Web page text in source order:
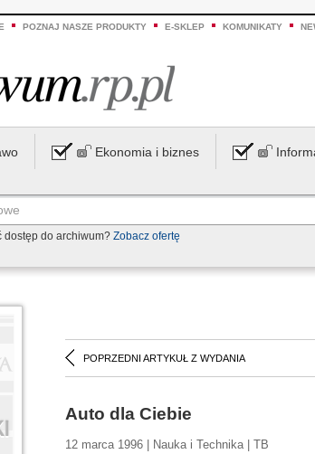
POZNAJ NASZE PRODUKTY E-SKLEP KOMUNIKATY
Ekonomia i biznes
dostęp do archiwum? Zobacz ofertę
POPRZEDNI ARTYKUŁ Z WYDANIA
Auto dla Ciebie
12 marca 1996 | Nauka i Technika | TB